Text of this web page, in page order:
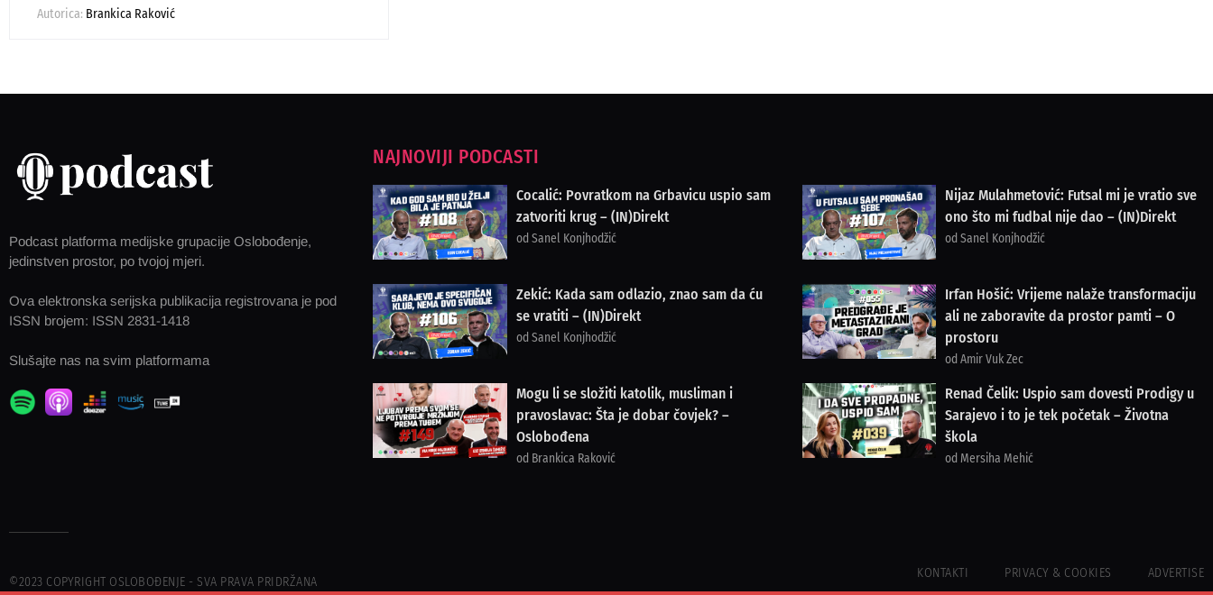
Autorica: Brankica Raković
Podcast platforma medijske grupacije Oslobođenje,
jedinstven prostor, po tvojoj mjeri.
Ova elektronska serijska publikacija registrovana je pod
ISSN brojem: ISSN 2831-1418
Slušajte nas na svim platformama
NAJNOVIJI PODCASTI
Cocalić: Povratkom na Grbavicu uspio sam
zatvoriti krug – (IN)Direkt
od Sanel Konjhodžić
Nijaz Mulahmetović: Futsal mi je vratio sve
ono što mi fudbal nije dao – (IN)Direkt
od Sanel Konjhodžić
Zekić: Kada sam odlazio, znao sam da ću
se vratiti – (IN)Direkt
od Sanel Konjhodžić
Irfan Hošić: Vrijeme nalaže transformaciju
ali ne zaboravite da prostor pamti – O
prostoru
od Amir Vuk Zec
Mogu li se složiti katolik, musliman i
pravoslavac: Šta je dobar čovjek? –
Oslobođena
od Brankica Raković
Renad Čelik: Uspio sam dovesti Prodigy u
Sarajevo i to je tek početak – Životna
škola
od Mersiha Mehić
©2023 COPYRIGHT OSLOBOĐENJE - SVA PRAVA PRIDRŽANA
KONTAKTI PRIVACY & COOKIES ADVERTISE